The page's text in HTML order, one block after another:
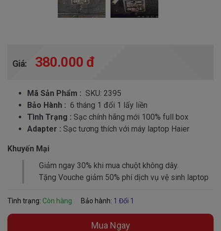
Giá: 380.000 đ
Mã Sản Phẩm : SKU: 2395
Bảo Hành : 6 tháng 1 đổi 1 lấy liền
Tình Trạng : Sạc chính hãng mới 100% full box
Adapter : Sạc tương thích với máy laptop Haier
Khuyến Mại
Giảm ngay 30% khi mua chuột không dây.
Tặng Vouche giảm 50% phí dịch vụ vệ sinh laptop
Tình trạng: Còn hàng Bảo hành: 1 Đổi 1
Mua Ngay